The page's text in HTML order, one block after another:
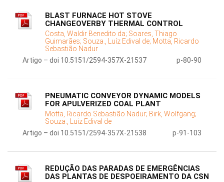
BLAST FURNACE HOT STOVE
CHANGEOVERBY THERMAL CONTROL
Costa, Waldir Benedito da; Soares, Thiago
Guimarães; Souza., Luíz Edival de; Motta, Ricardo
Sebastião Nadur
Artigo – doi 10.5151/2594-357X-21537
p-80-90
PNEUMATIC CONVEYOR DYNAMIC MODELS
FOR APULVERIZED COAL PLANT
Motta, Ricardo Sebastião Nadur; Birk, Wolfgang;
Souza., Luiz Edival de
Artigo – doi 10.5151/2594-357X-21538
p-91-103
REDUÇÃO DAS PARADAS DE EMERGÊNCIAS
DAS PLANTAS DE DESPOEIRAMENTO DA CSN